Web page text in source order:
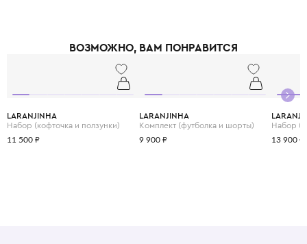
ВОЗМОЖНО, ВАМ ПОНРАВИТСЯ
LARANJINHA
Набор (кофточка и ползунки)
11 500 ₽
LARANJINHA
Комплект (футболка и шорты)
9 900 ₽
Набор
13 900 ₽